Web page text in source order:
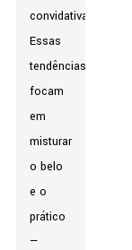
convidativa.
Essas
tendências
focam
em
misturar
o belo
e o
prático
—